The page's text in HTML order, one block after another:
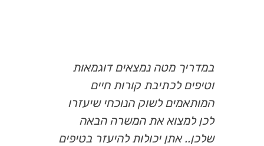
במדריך מטה נמצאים דוגמאות
וטיפים לכתיבת קורות חיים
המותאמים לשוק הנוכחי שיעזרו
לכן למצוא את המשרה הבאה
שלכן.. אתן יכולות להיעזר בטיפים